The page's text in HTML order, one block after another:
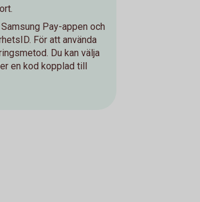
Pay-appen och
För att använda
Du kan välja
en kod kopplad till